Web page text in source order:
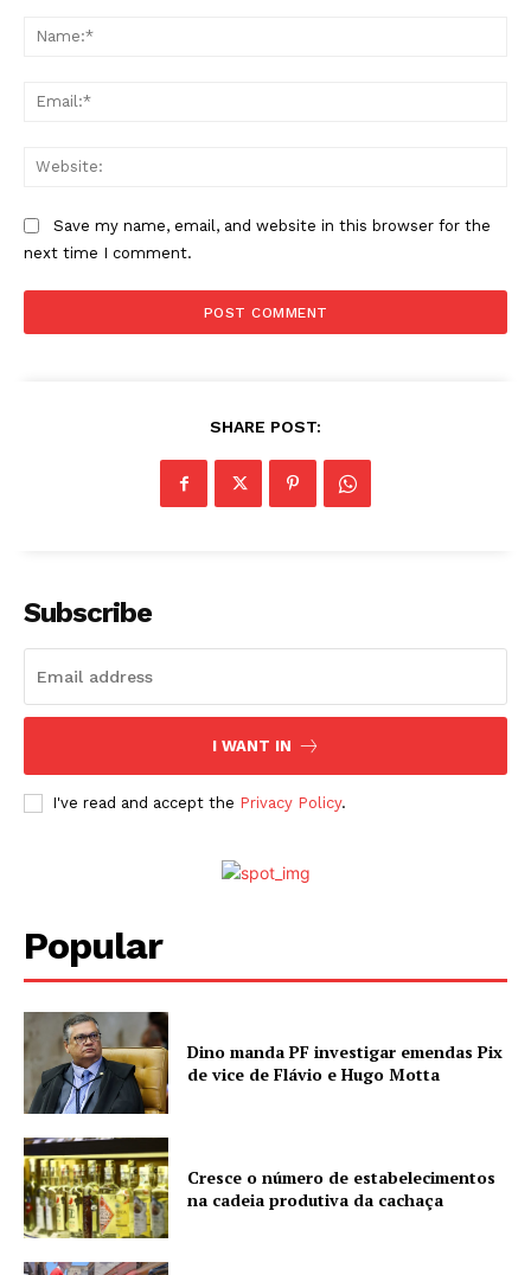
Save my name, email, and website in this browser for the
next time I comment.
SHARE POST:
Subscribe
I WANT IN
I've read and accept the Privacy Policy.
Popular
Dino manda PF investigar emendas Pix
de vice de Flávio e Hugo Motta
Cresce o número de estabelecimentos
na cadeia produtiva da cachaça